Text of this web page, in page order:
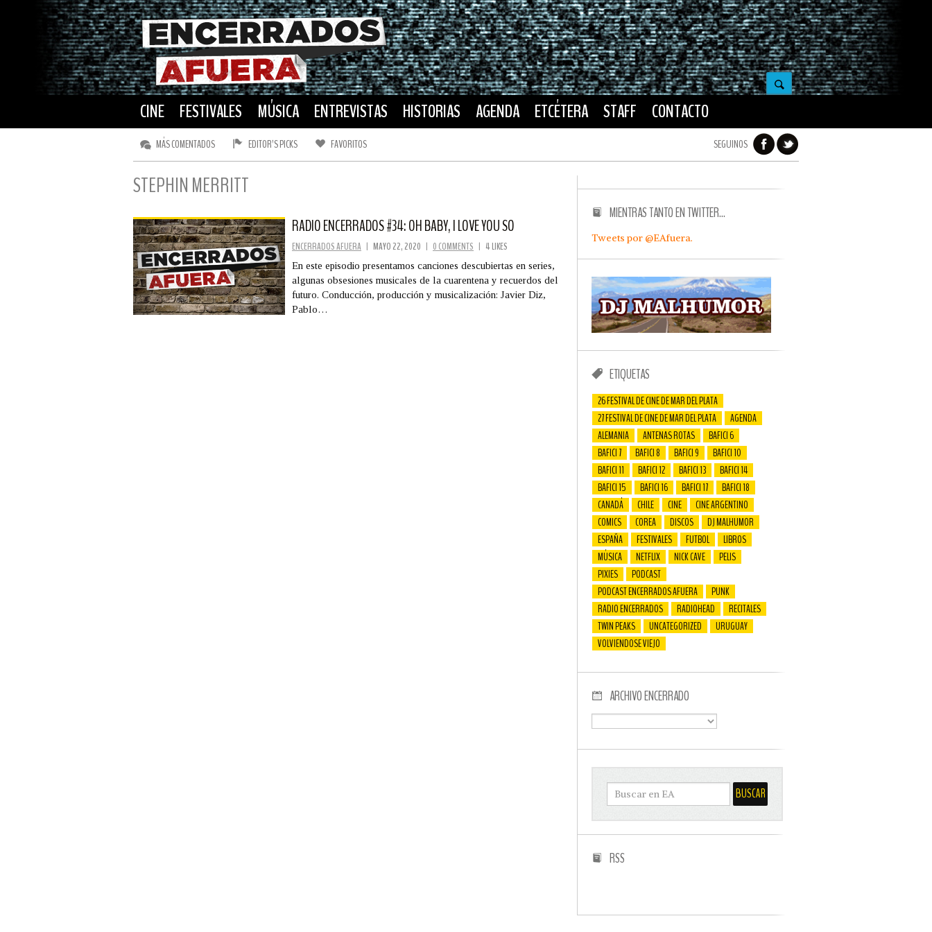
CINE FESTIVALES MÚSICA ENTREVISTAS HISTORIAS AGENDA ETCÉTERA STAFF CONTACTO
SEGUINOS
MÁS COMENTADOS EDITOR’S PICKS FAVORITOS
STEPHIN MERRITT
RADIO ENCERRADOS #34: OH BABY, I LOVE YOU SO
ENCERRADOS AFUERA | MAYO 22, 2020 | 0 COMMENTS | 4 LIKES
En este episodio presentamos canciones descubiertas en series,
algunas obsesiones musicales de la cuarentena y recuerdos del
futuro. Conducción, producción y musicalización: Javier Diz,
Pablo…
MIENTRAS TANTO EN TWITTER…
Tweets por @EAfuera.
ETIQUETAS
26 FESTIVAL DE CINE DE MAR DEL PLATA
27 FESTIVAL DE CINE DE MAR DEL PLATA
AGENDA
ALEMANIA
ANTENAS ROTAS
BAFICI 6
BAFICI 7
BAFICI 8 BAFICI 9
BAFICI 10
BAFICI 11
BAFICI 12 BAFICI 13
BAFICI 14
BAFICI 15
BAFICI 16 BAFICI 17
BAFICI 18
CANADÁ
CHILE CINE
CINE ARGENTINO
COMICS
COREA DISCOS
DJ MALHUMOR
ESPAÑA
FESTIVALES FUTBOL
LIBROS
MÚSICA
NETFLIX NICK CAVE
PELIS
PIXIES
PODCAST
PODCAST ENCERRADOS AFUERA
PUNK
RADIO ENCERRADOS
RADIOHEAD
RECITALES
TWIN PEAKS
UNCATEGORIZED
URUGUAY
VOLVIENDOSE VIEJO
ARCHIVO ENCERRADO
RSS